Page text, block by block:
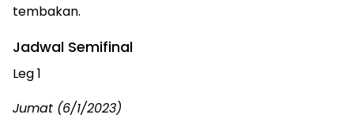
tembakan.
Jadwal Semifinal
Leg 1
Jumat (6/1/2023)